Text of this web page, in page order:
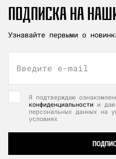
ПОДПИСКА НА
Узнавайте первыми о
Введите e-mail
Я подтверждаю
конфиденциальности и
персональных данных на
условиях